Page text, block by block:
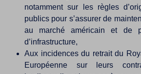
notamment sur les règles
publics pour s’assurer de
au marché américain et de
d’infrastructure,
Aux incidences du retrait du
Européenne sur leurs